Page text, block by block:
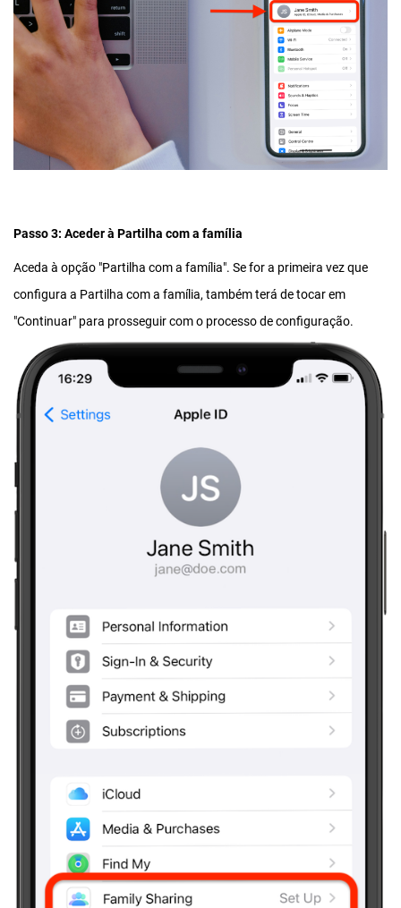
Passo 3: Aceder à Partilha com a família
Aceda à opção "Partilha com a família". Se for a primeira vez que
configura a Partilha com a família, também terá de tocar em
"Continuar" para prosseguir com o processo de configuração.